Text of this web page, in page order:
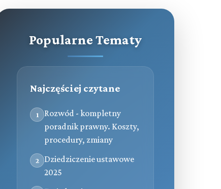
Popularne Tematy
Najczęściej czytane
1
Rozwód - kompletny
poradnik prawny. Koszty,
procedury, zmiany
2
Dziedziczenie ustawowe
2025